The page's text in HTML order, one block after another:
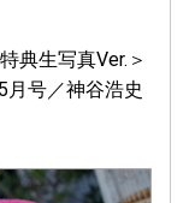
典生写真Ver.＞
月号／神谷浩史